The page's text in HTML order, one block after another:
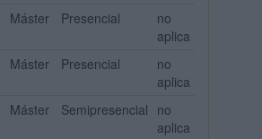
Máster Presencial
no
aplica
Máster Presencial
no
aplica
Máster Semipresencial no
aplica